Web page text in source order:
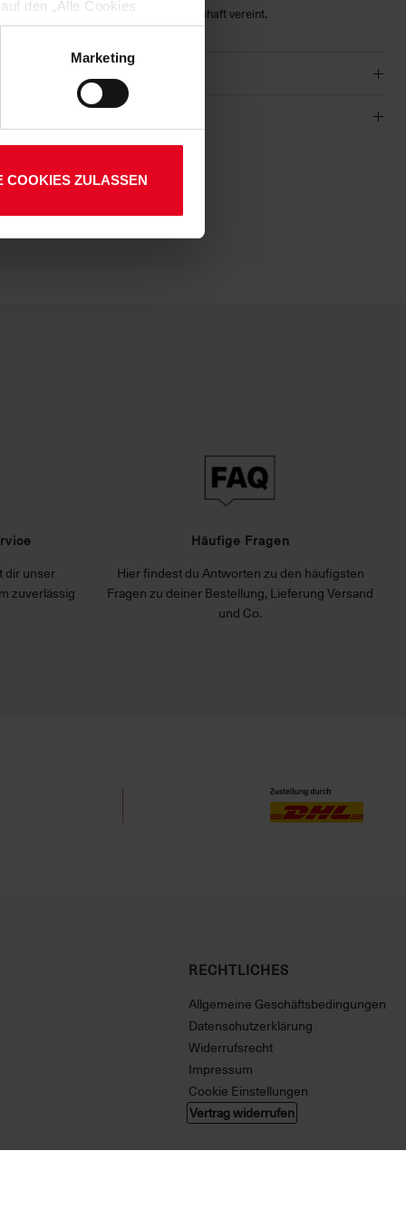
den „Alle Cookies
Verarbeitung Ihrer
Art. 6 Abs. 1 lit. a DSGVO
Ihre etwaig erteilten
Marketing
COOKIES ZULASSEN
einem Shirt, das Leistung und Leidenschaft vereint.
dir unser
zuverlässig
Häufige Fragen
Hier findest du Antworten zu den häufigsten
Fragen zu deiner Bestellung, Lieferung Versand
und Co.
RECHTLICHES
Allgemeine Geschäftsbedingungen
Datenschutzerklärung
Widerrufsrecht
Impressum
Cookie Einstellungen
Vertrag widerrufen